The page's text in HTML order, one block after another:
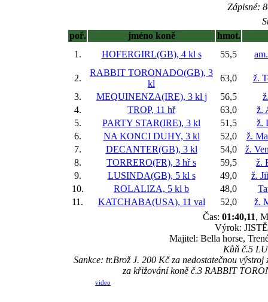
Zápisné:
poř.
jméno koně
hmot.
1.
HOFERGIRL(GB), 4 kl s 55,5
2.
RABBIT TORONADO(GB), 3
kl
63,0
ž.
3.
MEQUINENZA(IRE), 3 kl j 56,5
4.
TROP, 11 hř 63,0
ž.
5.
PARTY STAR(IRE), 3 kl 51,5
ž.
6.
NA KONCI DUHY, 3 kl 52,0
ž.
7.
DECANTER(GB), 3 kl 54,0
ž.
8.
TORRERO(FR), 3 hřs 59,5
ž.
9.
LUSINDA(GB), 5 kl s 49,0
ž.
10.
ROLALIZA, 5 kl b 48,0
11.
KATCHABA(USA), 11 val 52,0
ž.
Čas: 01:40,11,
Výrok:
Majitel: Bella horse,
Kůň č.5
Sankce: tr.Brož J. 200 Kč za nedostatečnou
za křižování koně č.3 RABBIT
video